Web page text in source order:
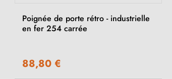
Poignée de porte rétro - industrielle
en fer 254 carrée
88,80 €